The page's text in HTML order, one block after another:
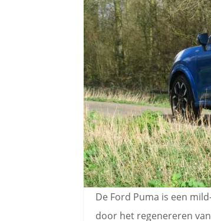
De Ford Puma is een
door het regenereren